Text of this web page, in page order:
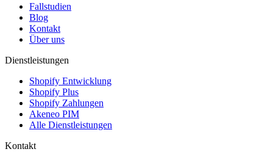
Fallstudien
Blog
Kontakt
Über uns
Dienstleistungen
Shopify Entwicklung
Shopify Plus
Shopify Zahlungen
Akeneo PIM
Alle Dienstleistungen
Kontakt